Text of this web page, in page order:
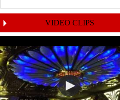
VIDEO CLIPS